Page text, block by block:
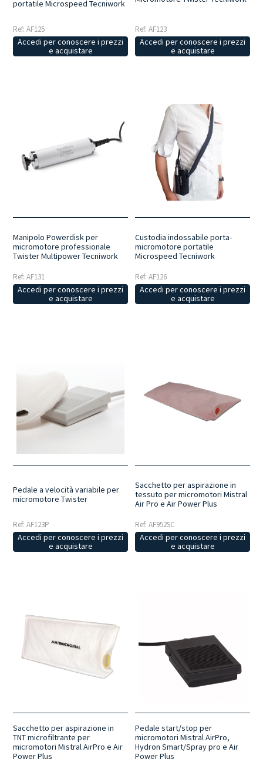
portatile Microspeed Tecniwork
Ref: AF125
Accedi per conoscere i prezzi
e acquistare
Ref: AF123
Accedi per conoscere i prezzi
e acquistare
Manipolo Powerdisk per
micromotore professionale
Twister Multipower Tecniwork
Ref: AF131
Accedi per conoscere i prezzi
e acquistare
Custodia indossabile porta-
micromotore portatile
Microspeed Tecniwork
Ref: AF126
Accedi per conoscere i prezzi
e acquistare
Pedale a velocità variabile per
micromotore Twister
Ref: AF123P
Accedi per conoscere i prezzi
e acquistare
Sacchetto per aspirazione in
tessuto per micromotori Mistral
Air Pro e Air Power Plus
Ref: AF952SC
Accedi per conoscere i prezzi
e acquistare
Sacchetto per aspirazione in
TNT microfiltrante per
micromotori Mistral AirPro e Air
Power Plus
Pedale start/stop per
micromotori Mistral AirPro,
Hydron Smart/Spray pro e Air
Power Plus